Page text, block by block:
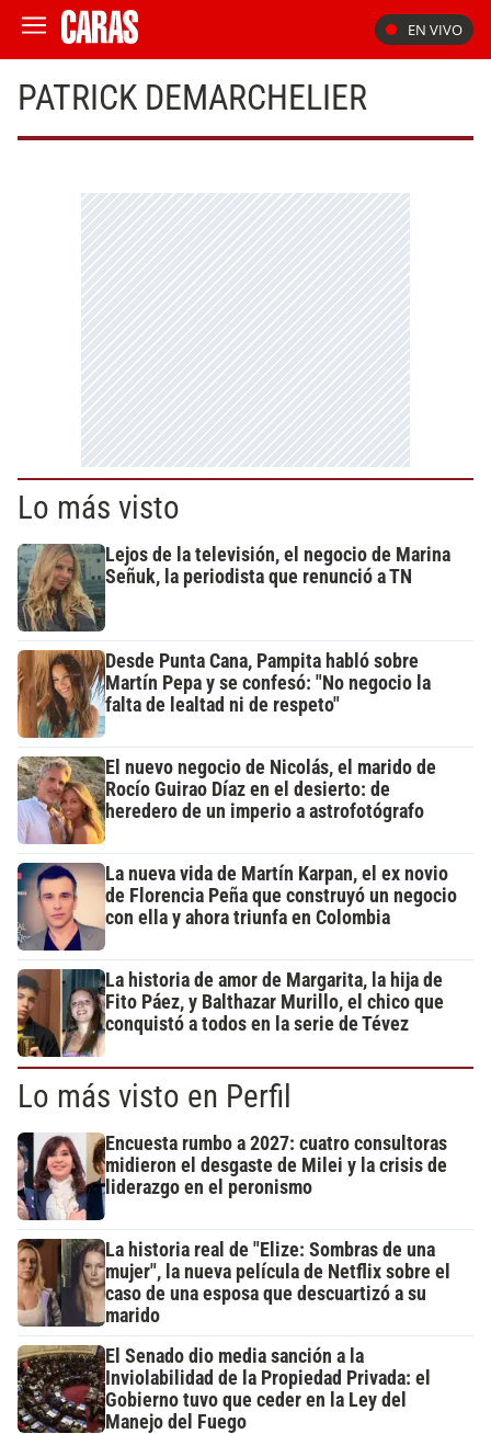
EN VIVO
PATRICK DEMARCHELIER
Lo más visto
Lejos de la televisión, el negocio de Marina
Señuk, la periodista que renunció a TN
Desde Punta Cana, Pampita habló sobre
Martín Pepa y se confesó: "No negocio la
falta de lealtad ni de respeto"
El nuevo negocio de Nicolás, el marido de
Rocío Guirao Díaz en el desierto: de
heredero de un imperio a astrofotógrafo
La nueva vida de Martín Karpan, el ex novio
de Florencia Peña que construyó un negocio
con ella y ahora triunfa en Colombia
La historia de amor de Margarita, la hija de
Fito Páez, y Balthazar Murillo, el chico que
conquistó a todos en la serie de Tévez
Lo más visto en Perfil
Encuesta rumbo a 2027: cuatro consultoras
midieron el desgaste de Milei y la crisis de
liderazgo en el peronismo
La historia real de "Elize: Sombras de una
mujer", la nueva película de Netflix sobre el
caso de una esposa que descuartizó a su
marido
El Senado dio media sanción a la
Inviolabilidad de la Propiedad Privada: el
Gobierno tuvo que ceder en la Ley del
Manejo del Fuego